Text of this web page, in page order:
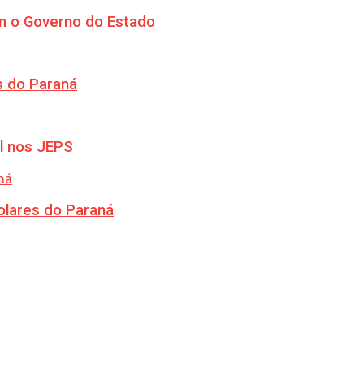
o Governo do Estado
do Paraná
JEPS
do Paraná